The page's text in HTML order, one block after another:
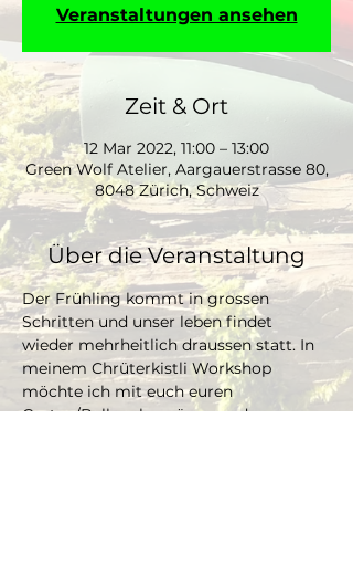
Veranstaltungen ansehen
Zeit & Ort
12 Mar 2022, 11:00 – 13:00
Green Wolf Atelier, Aargauerstrasse 80,
8048 Zürich, Schweiz
Über die Veranstaltung
Der Frühling kommt in grossen
Schritten und unser leben findet
wieder mehrheitlich draussen statt. In
meinem Chrüterkistli Workshop
möchte ich mit euch euren
Garten/Balkon begrünen und eure